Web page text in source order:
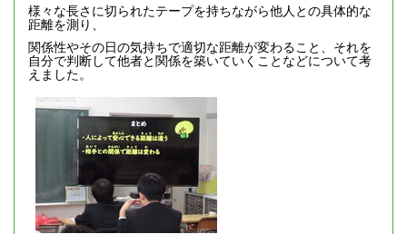
様々な長さに切られたテープを持ちながら他人との具体的な
距離を測り、
関係性やその日の気持ちで適切な距離が変わること、それを
自分で判断して他者と関係を築いていくことなどについて考
えました。